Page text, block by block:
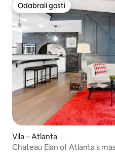
Odabrali gosti
Odabrali gosti
Vila – Atlanta
Chateau Elan of Atlanta s